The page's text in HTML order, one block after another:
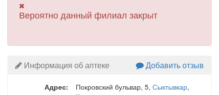
Вероятно данный филиал закрыт
Информация об аптеке Добавить отзыв
Адрес: Покровский бульвар, 5, Сыктывкар,